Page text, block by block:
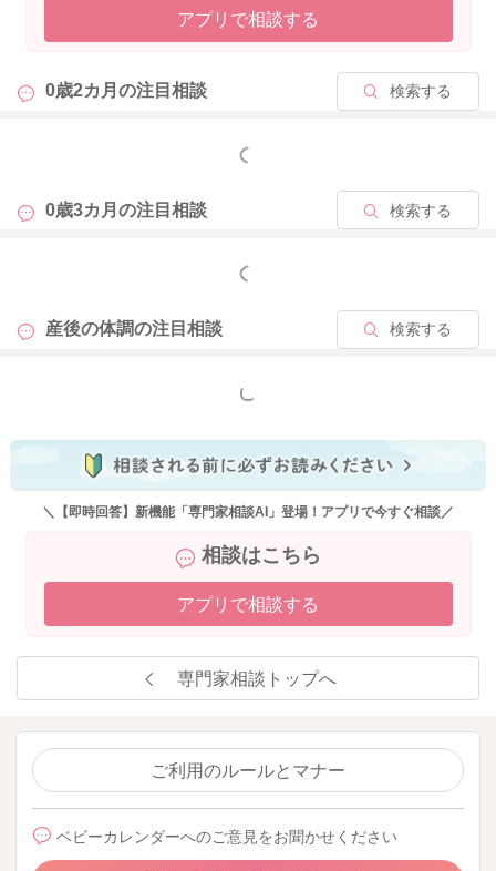
アプリで相談する
0歳2カ月の注目相談 検索する
もっと見る
0歳3カ月の注目相談 検索する
もっと見る
産後の体調の注目相談 検索する
もっと見る
＼【即時回答】新機能「専門家相談AI」登場！アプリで今すぐ相談／
相談はこちら
アプリで相談する
専門家相談トップへ
ご利用のルールとマナー
ベビーカレンダーへのご意見をお聞かせください